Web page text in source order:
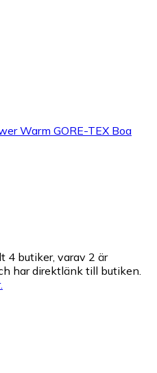
Warm GORE-TEX Boa
4 butiker, varav 2 är
har direktlänk till butiken.